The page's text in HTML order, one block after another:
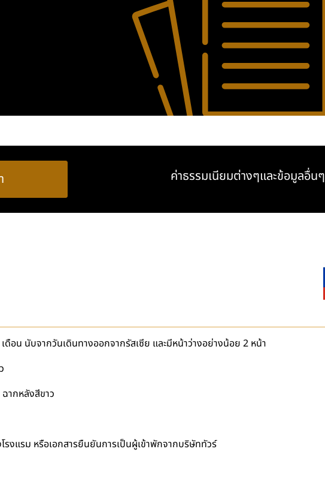
ค่าธรรมเนียมต่างๆและข้อมูลอื่นๆ
อน นับจากวันเดินทางออกจากรัสเซีย และมีหน้าว่างอย่างน้อย 2 หน้า
ากหลังสีขาว
งแรม หรือเอกสารยืนยันการเป็นผู้เข้าพักจากบริษัททัวร์